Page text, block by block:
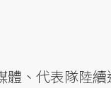
、代表隊陸